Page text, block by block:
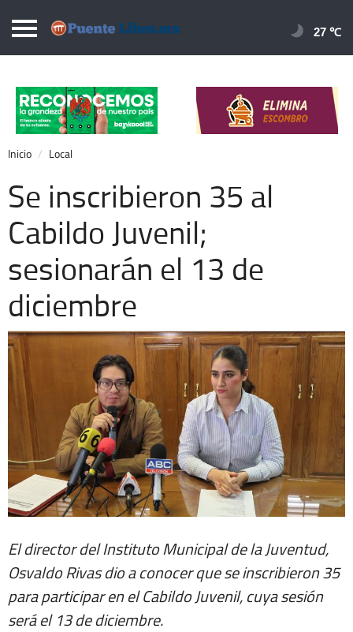
Puentelibre.mx
Local
Nacional
Opinión
Cronos
Economía
Espectáculos
Extra +
27 ℃
Inicio Local
Se inscribieron 35 al
Cabildo Juvenil;
sesionarán el 13 de
diciembre
El director del Instituto Municipal de la Juventud,
Osvaldo Rivas dio a conocer que se inscribieron 35
para participar en el Cabildo Juvenil, cuya sesión
será el 13 de diciembre.